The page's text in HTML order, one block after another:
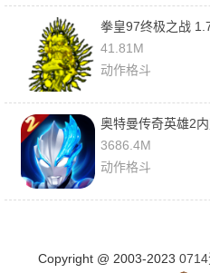
拳皇97终极之战
41.81M
动作格斗
奥特曼传奇英雄2
3686.4M
动作格斗
Copyright @ 2003-2023 0714